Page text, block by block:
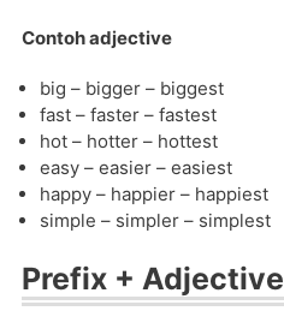
Contoh adjective
big – bigger – biggest
fast – faster – fastest
hot – hotter – hottest
easy – easier – easiest
happy – happier – happiest
simple – simpler – simplest
Prefix + Adjective